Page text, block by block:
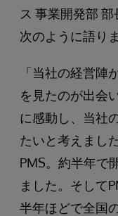
ス 事業開発部
次のように語りま
「当社の経営陣
を見たのが出会
に感動し、当社
たいと考えまし
PMS。約半年で
ました。そして
半年ほどで全国